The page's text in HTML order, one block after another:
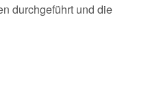
durchgeführt und die